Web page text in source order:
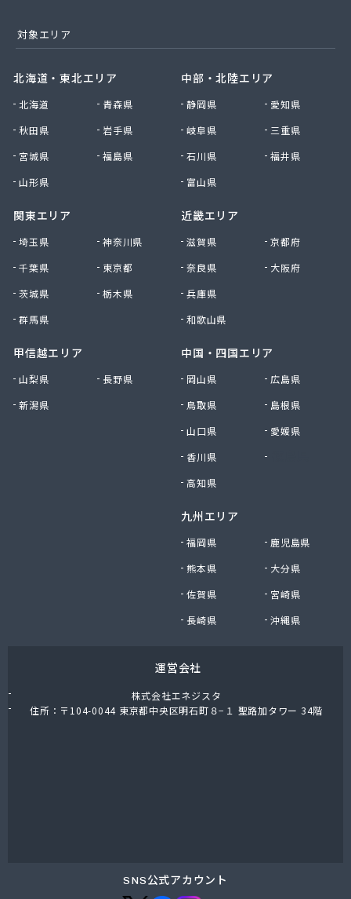
有限会社中武商事
有限会社長瀬商店
有限会社白石一商会
有限会社福田酸素商会 プロパン部
有限会社兵頭燃料店
有限会社豊後屋瓦斯
来島商店
対象エリア
北海道・東北エリア
北海道
青森県
秋田県
岩手県
宮城県
福島県
山形県
関東エリア
埼玉県
神奈川県
千葉県
東京都
茨城県
栃木県
群馬県
甲信越エリア
山梨県
長野県
新潟県
中部・北陸エリア
静岡県
愛知県
岐阜県
三重県
石川県
福井県
富山県
近畿エリア
滋賀県
京都府
奈良県
大阪府
兵庫県
和歌山県
中国・四国エリア
岡山県
広島県
鳥取県
島根県
山口県
愛媛県
香川県
高知県
九州エリア
福岡県
鹿児島県
熊本県
大分県
佐賀県
宮崎県
長崎県
沖縄県
運営会社
株式会社エネジスタ
住所：〒104-0044 東京都中央区明石町８−１ 聖路加タワー 34階
SNS公式アカウント